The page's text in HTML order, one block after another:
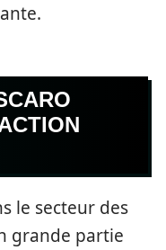
le secteur des
grande partie